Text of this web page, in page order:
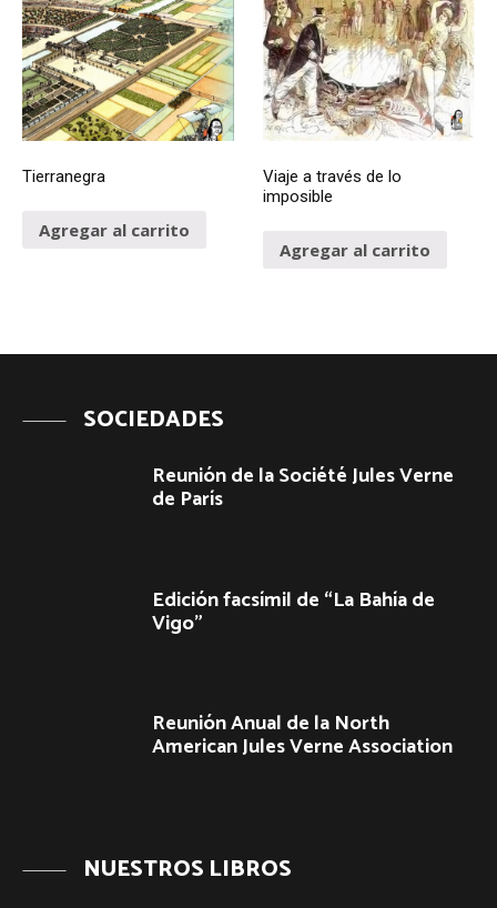
Tierranegra
Agregar al carrito
Viaje a través de lo
imposible
Agregar al carrito
SOCIEDADES
Reunión de la Société Jules Verne
de París
Edición facsímil de “La Bahía de
Vigo”
Reunión Anual de la North
American Jules Verne Association
NUESTROS LIBROS